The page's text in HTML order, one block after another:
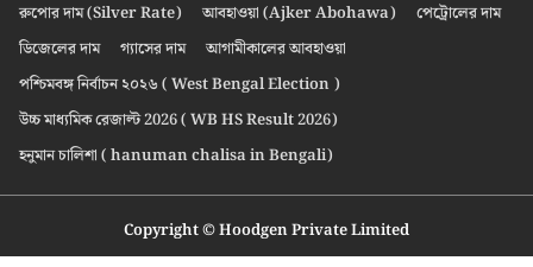
রুপোর দাম (Silver Rate)
আবহাওয়া (Ajker Abohawa)
পেট্রোলের দাম
ডিজেলের দাম
গ্যাসের দাম
আগামীকালের আবহাওয়া
পশ্চিমবঙ্গ নির্বাচন ২০২৬ ( West Bengal Election )
উচ্চ মাধ্যমিক রেজাল্ট 2026 ( WB HS Result 2026)
হনুমান চালিশা ( hanuman chalisa in Bengali)
Copyright © Hoodgen Private Limited